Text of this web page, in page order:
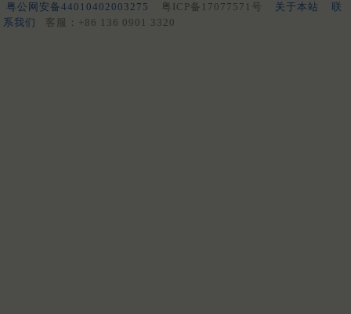
粤公网安备44010402003275 粤ICP备17077571号 关于本站
联
系我们
客服：+86 136 0901 3320